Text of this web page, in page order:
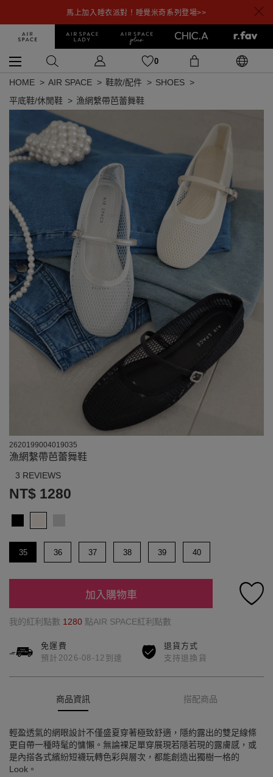
馬上加入睡衣派對！睡覺米奇系列登場>>
0
HOME AIR SPACE 鞋款/配件
SHOES
平底鞋/休閒鞋
漁網繫帶芭蕾舞鞋
2620199004019035
漁網繫帶芭蕾舞鞋
3 REVIEWS
NT$ 1280
35 36 37 38 39 40
加入購物車
我的紅利點數 1280 點AIR SPACE紅利點數
免運費
預計2026-08-12到達
退貨方式
支持退換貨
商品資訊 搭配商品
輕盈透氣的網眼設計不僅盛夏穿著極致舒適，隱約露出的雙足線條
更自帶一種時髦的慵懶。無論裸足單穿展現若隱若現的露膚感，或
是內搭各式繽紛短襪玩轉色彩與層次，都能創造出獨樹一格的
Look。